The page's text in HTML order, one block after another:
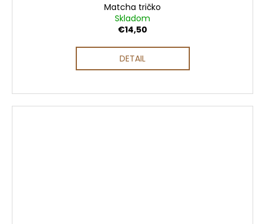
Matcha tričko
Skladom
€14,50
DETAIL